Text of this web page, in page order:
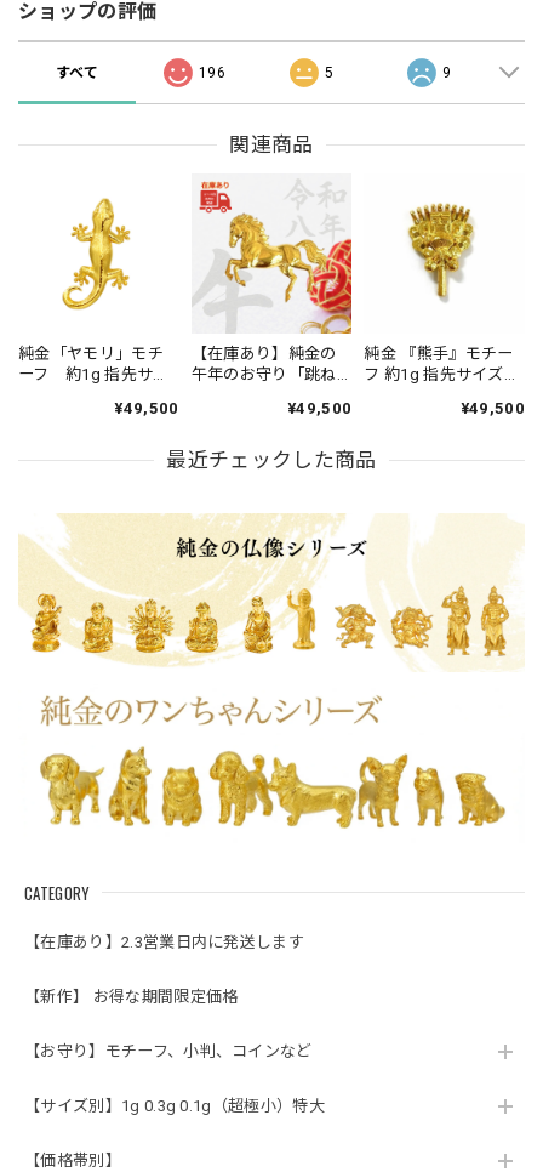
CATEGORY
【在庫あり】2.3営業日内に発送します
【新作】 お得な期間限定価格
【お守り】モチーフ、小判、コインなど
【サイズ別】1g 0.3g 0.1g（超極小）特大
【価格帯別】
ショップの評価
すべて 196 5 9
関連商品
純金「ヤモリ」モチ
ーフ 約1g 指先サイ
【RNP00968】¥49,500
【在庫あり】純金の
午年のお守り「跳ね
【RNP01080】「令和
ズ」。
¥49,500
純金 『熊手』モチー
フ 約1g 指先サイズの
¥49,500
最近チェックした商品